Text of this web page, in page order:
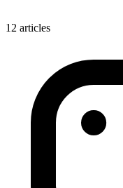
12 articles